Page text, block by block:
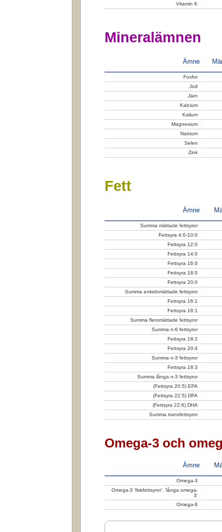
Vitamin K
Mineralämnen
Ämne
Fosfor
Jod
Järn
Kalcium
Kalium
Magnesium
Natrium
Selen
Zink
Fett
Ämne
Summa mättade fettsyror
Fettsyra 4:0-10:0
Fettsyra 12:0
Fettsyra 14:0
Fettsyra 16:0
Fettsyra 18:0
Fettsyra 20:0
Summa enkelomättade fettsyror
Fettsyra 16:1
Fettsyra 18:1
Summa fleromättade fettsyror
Summa n-6 fettsyror
Fettsyra 18:2
Fettsyra 20:4
Summa n-3 fettsyror
Fettsyra 18:3
Summa långa n-3 fettsyror
(Fettsyra 20:5) EPA
(Fettsyra 22:5) DPA
(Fettsyra 22:6) DHA
Summa transfettsyror
Omega-3 och
Ämne
Omega-3
Omega-3 'fiskfettsyror', 'långa omega-
3'
Omega-6